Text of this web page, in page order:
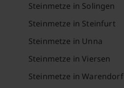
Steinmetze in Solingen
Steinmetze in Steinfurt
Steinmetze in Unna
Steinmetze in Viersen
Steinmetze in Warendorf